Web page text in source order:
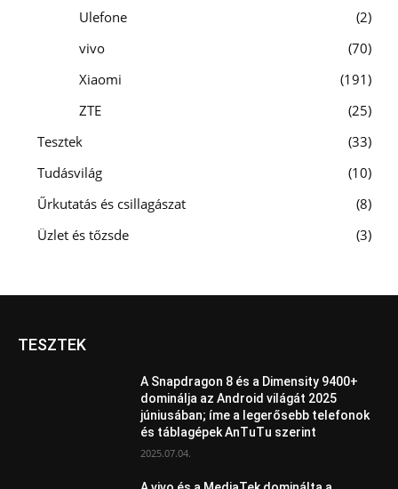
Ulefone
2
vivo
70
Xiaomi
191
ZTE
25
Tesztek
33
Tudásvilág
10
Űrkutatás és csillagászat
8
Üzlet és tőzsde
3
TESZTEK
A Snapdragon 8 és a Dimensity 9400+
dominálja az Android világát 2025
júniusában; íme a legerősebb telefonok
és táblagépek AnTuTu szerint
2025.07.04.